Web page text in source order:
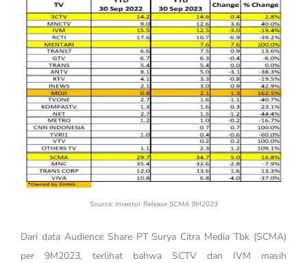
Source: Investor Release SCMA 9M2023
Dari data Audience Share PT Surya Citra Media Tbk (SCMA)
per 9M2023, terlihat bahwa SCTV dan IVM masih